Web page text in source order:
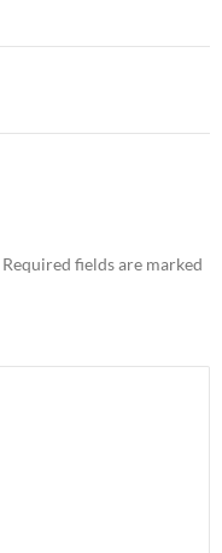
Required fields are marked